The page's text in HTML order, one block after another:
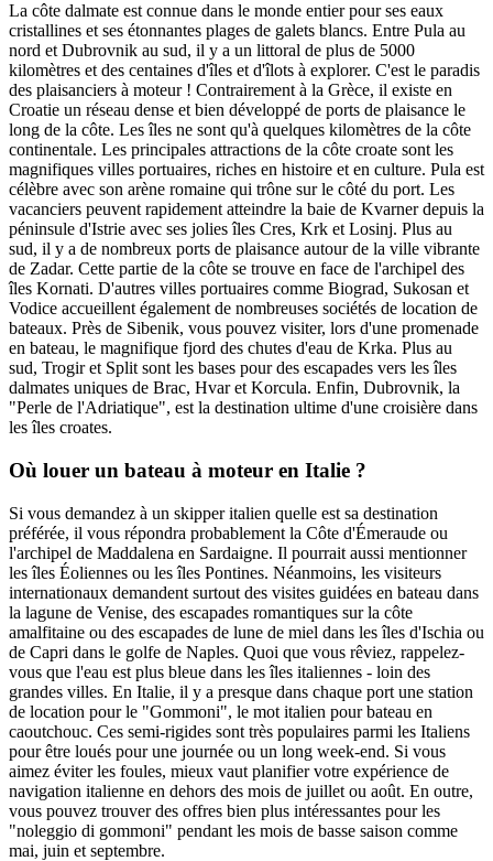
La côte dalmate est connue dans le monde entier pour ses eaux
cristallines et ses étonnantes plages de galets blancs. Entre Pula au
nord et Dubrovnik au sud, il y a un littoral de plus de 5000
kilomètres et des centaines d'îles et d'îlots à explorer. C'est le paradis
des plaisanciers à moteur ! Contrairement à la Grèce, il existe en
Croatie un réseau dense et bien développé de ports de plaisance le
long de la côte. Les îles ne sont qu'à quelques kilomètres de la côte
continentale. Les principales attractions de la côte croate sont les
magnifiques villes portuaires, riches en histoire et en culture. Pula est
célèbre avec son arène romaine qui trône sur le côté du port. Les
vacanciers peuvent rapidement atteindre la baie de Kvarner depuis la
péninsule d'Istrie avec ses jolies îles Cres, Krk et Losinj. Plus au
sud, il y a de nombreux ports de plaisance autour de la ville vibrante
de Zadar. Cette partie de la côte se trouve en face de l'archipel des
îles Kornati. D'autres villes portuaires comme Biograd, Sukosan et
Vodice accueillent également de nombreuses sociétés de location de
bateaux. Près de Sibenik, vous pouvez visiter, lors d'une promenade
en bateau, le magnifique fjord des chutes d'eau de Krka. Plus au
sud, Trogir et Split sont les bases pour des escapades vers les îles
dalmates uniques de Brac, Hvar et Korcula. Enfin, Dubrovnik, la
"Perle de l'Adriatique", est la destination ultime d'une croisière dans
les îles croates.
Où louer un bateau à moteur en Italie ?
Si vous demandez à un skipper italien quelle est sa destination
préférée, il vous répondra probablement la Côte d'Émeraude ou
l'archipel de Maddalena en Sardaigne. Il pourrait aussi mentionner
les îles Éoliennes ou les îles Pontines. Néanmoins, les visiteurs
internationaux demandent surtout des visites guidées en bateau dans
la lagune de Venise, des escapades romantiques sur la côte
amalfitaine ou des escapades de lune de miel dans les îles d'Ischia ou
de Capri dans le golfe de Naples. Quoi que vous rêviez, rappelez-
vous que l'eau est plus bleue dans les îles italiennes - loin des
grandes villes. En Italie, il y a presque dans chaque port une station
de location pour le "Gommoni", le mot italien pour bateau en
caoutchouc. Ces semi-rigides sont très populaires parmi les Italiens
pour être loués pour une journée ou un long week-end. Si vous
aimez éviter les foules, mieux vaut planifier votre expérience de
navigation italienne en dehors des mois de juillet ou août. En outre,
vous pouvez trouver des offres bien plus intéressantes pour les
"noleggio di gommoni" pendant les mois de basse saison comme
mai, juin et septembre.